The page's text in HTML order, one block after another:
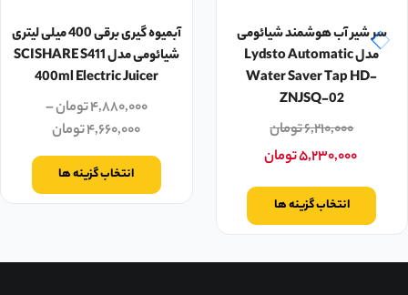
سر شیر آب هوشمند شیائومی
مدل Lydsto Automatic
Water Saver Tap HD-
ZNJSQ-02
۶,۲۱۰,۰۰۰تومان
۵,۲۳۰,۰۰۰تومان
انتخاب گزینه ها
آبمیوه گیری برقی 400 میلی لیتری
شیائومی مدل SCISHARE S411
400ml Electric Juicer
۴,۸۸۰,۰۰۰تومان–
۴,۶۶۰,۰۰۰تومان
انتخاب گزینه ها